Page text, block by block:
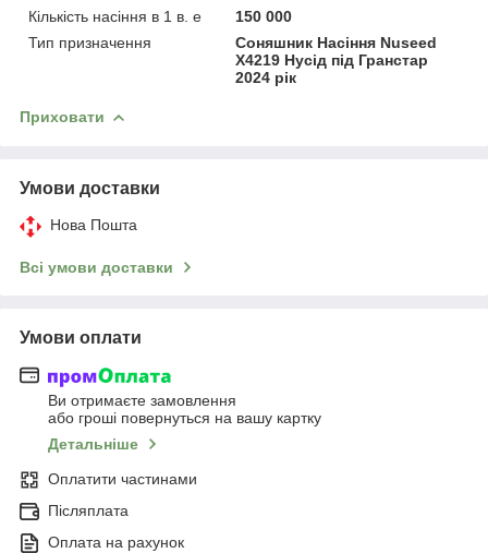
Кількість насіння в 1 в. е
150 000
Тип призначення
Соняшник Насіння Nuseed
X4219 Нусід під Гранстар
2024 рік
Приховати
Умови доставки
Нова Пошта
Всі умови доставки
Умови оплати
Ви отримаєте замовлення
або гроші повернуться на вашу картку
Детальніше
Оплатити частинами
Післяплата
Оплата на рахунок